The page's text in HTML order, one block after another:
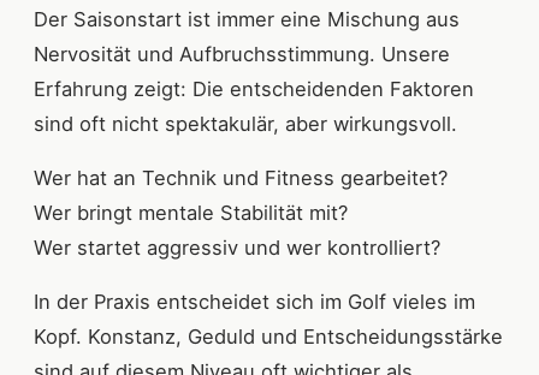
Der Saisonstart ist immer eine Mischung aus
Nervosität und Aufbruchsstimmung. Unsere
Erfahrung zeigt: Die entscheidenden Faktoren
sind oft nicht spektakulär, aber wirkungsvoll.
Wer hat an Technik und Fitness gearbeitet?
Wer bringt mentale Stabilität mit?
Wer startet aggressiv und wer kontrolliert?
In der Praxis entscheidet sich im Golf vieles im
Kopf. Konstanz, Geduld und Entscheidungsstärke